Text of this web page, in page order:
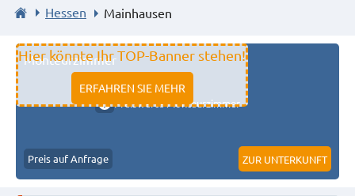
Hessen Mainhausen
Hier könnte Ihr TOP-Banner stehen!
ERFAHREN SIE MEHR
Monteurzimmer
11333 fulda
Preiswerte Monteurzimmer
Preis auf Anfrage ZUR UNTERKUNFT